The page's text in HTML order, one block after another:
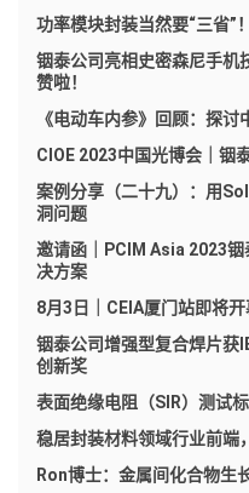
功率模块封装当然要“三省”
铟泰公司亮相史密森尼手
赞啦！
《电动车内参》回顾：探
CIOE 2023中国光博会｜铟
案例分享（二十九）：用
洞问题
邀请函｜PCIM Asia 2023
决方案
8月3日｜CEIA厦门站即将
铟泰公司增强型复合焊片获
创新奖
表面绝缘电阻（SIR）测试
稳居封装材料领域行业前端
Ron博士：金属间化合物生